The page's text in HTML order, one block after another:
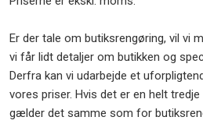
Er der tale om butiksrengøring, vil vi
vi får lidt detaljer om butikken og
Derfra kan vi udarbejde et
vores priser. Hvis det er en helt
gælder det samme som for